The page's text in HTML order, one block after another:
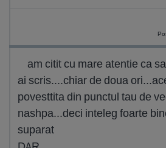
am citit cu mare atentie ca
ai scris....chiar de doua
povesttita din punctul tau de
nashpa...deci inteleg foarte
suparat